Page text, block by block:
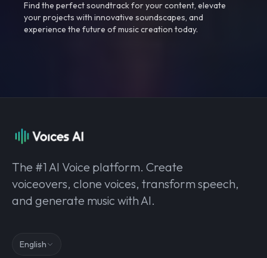
Find the perfect soundtrack for your content, elevate
your projects with innovative soundscapes, and
experience the future of music creation today.
The #1 AI Voice platform. Create
voiceovers, clone voices, transform speech,
and generate music with AI.
English